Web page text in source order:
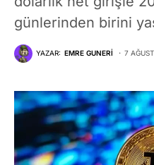
günlerinden birini
YAZAR: EMRE GUNERI 7